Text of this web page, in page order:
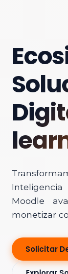
Moodle
monetizar
Solicitar